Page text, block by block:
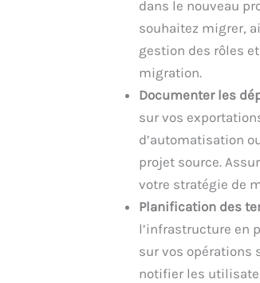
dans le nouveau
souhaitez migrer,
gestion des rôles
migration.
Documenter les
sur vos
d’automatisation
projet source.
votre stratégie de
Planification des
l’infrastructure en
sur vos opérations
notifier les